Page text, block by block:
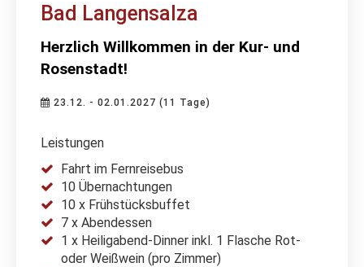
Bad Langensalza
Herzlich Willkommen in der Kur- und
Rosenstadt!
23.12. - 02.01.2027 (11 Tage)
Leistungen
Fahrt im Fernreisebus
10 Übernachtungen
10 x Frühstücksbuffet
7 x Abendessen
1 x Heiligabend-Dinner inkl. 1 Flasche Rot-
oder Weißwein (pro Zimmer)